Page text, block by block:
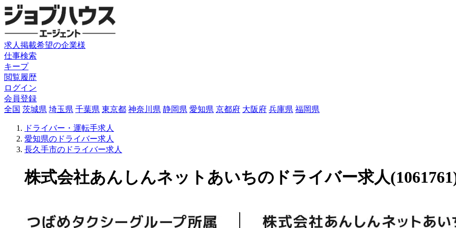
求人掲載希望の企業様
仕事検索
キープ
閲覧履歴
ログイン
会員登録
全国 茨城県 埼玉県 千葉県 東京都 神奈川県 静岡県 愛知県 京都府 大阪府 兵庫県 福岡県
ドライバー・運転手求人
愛知県のドライバー求人
長久手市のドライバー求人
株式会社あんしんネットあいちのドライバー求人